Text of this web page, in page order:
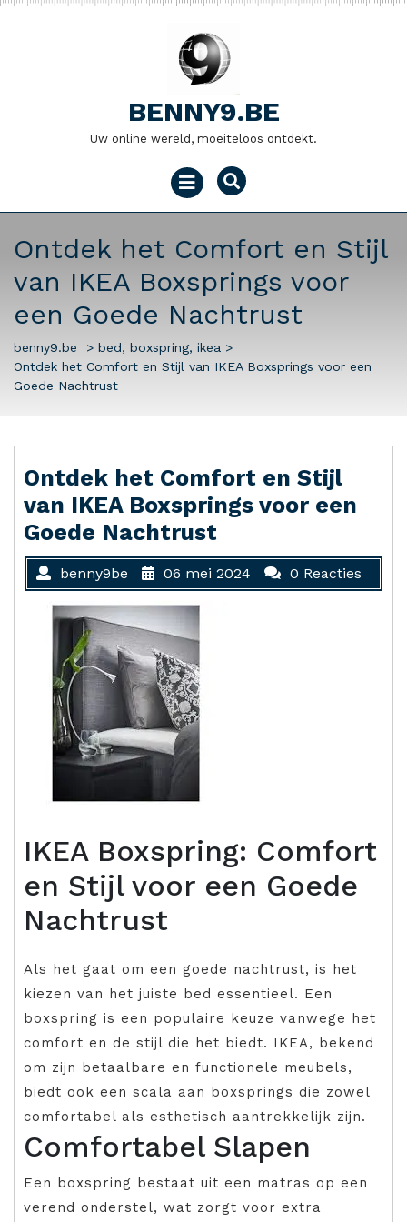
Naar
BENNY9.BE
Uw online wereld, moeiteloos ontdekt.
Menu
openen
Ontdek het Comfort en Stijl
van IKEA Boxsprings voor
een Goede Nachtrust
benny9.be > bed, boxspring, ikea >
Ontdek het Comfort en Stijl van IKEA Boxsprings voor een
Goede Nachtrust
Ontdek het Comfort en Stijl
van IKEA Boxsprings voor een
Goede Nachtrust
benny9be 06 mei 2024 0 Reacties
IKEA Boxspring: Comfort
en Stijl voor een Goede
Nachtrust
Als het gaat om een goede nachtrust, is het
kiezen van het juiste bed essentieel. Een
boxspring is een populaire keuze vanwege het
comfort en de stijl die het biedt. IKEA, bekend
om zijn betaalbare en functionele meubels,
biedt ook een scala aan boxsprings die zowel
comfortabel als esthetisch aantrekkelijk zijn.
Comfortabel Slapen
Een boxspring bestaat uit een matras op een
verend onderstel, wat zorgt voor extra